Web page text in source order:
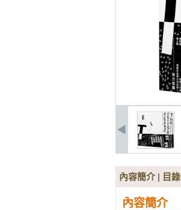
內容簡介| 目錄
內容簡介